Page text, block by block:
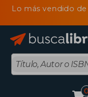
Lo más vendido de
0